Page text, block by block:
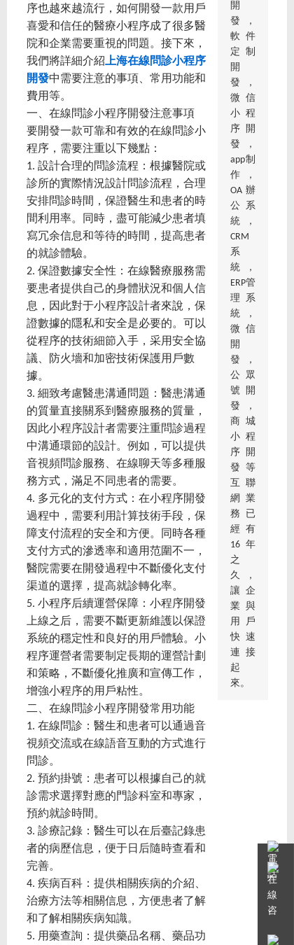
序也越來越流行，如何開發一款用戶
喜愛和信任的醫療小程序成了很多醫
院和企業需要重視的問題。接下來，
我們將詳細介紹上海在線問診小程序
開發中需要注意的事項、常用功能和
費用等。
一、在線問診小程序開發注意事項
要開發一款可靠和有效的在線問診小
程序，需要注重以下幾點：
1. 設計合理的問診流程：根據醫院或
診所的實際情況設計問診流程，合理
安排問診時間，保證醫生和患者的時
間利用率。同時，盡可能減少患者填
寫冗余信息和等待的時間，提高患者
的就診體驗。
2. 保證數據安全性：在線醫療服務需
要患者提供自己的身體狀況和個人信
息，因此對于小程序設計者來說，保
證數據的隱私和安全是必要的。可以
從程序的技術細節入手，采用安全協
議、防火墻和加密技術保護用戶數
據。
3. 細致考慮醫患溝通問題：醫患溝通
的質量直接關系到醫療服務的質量，
因此小程序設計者需要注重問診過程
中溝通環節的設計。例如，可以提供
音視頻問診服務、在線聊天等多種服
務方式，滿足不同患者的需要。
4. 多元化的支付方式：在小程序開發
過程中，需要利用計算技術手段，保
障支付流程的安全和方便。同時各種
支付方式的滲透率和適用范圍不一，
醫院需要在開發過程中不斷優化支付
渠道的選擇，提高就診轉化率。
5. 小程序后續運營保障：小程序開發
上線之后，需要不斷更新維護以保證
系統的穩定性和良好的用戶體驗。小
程序運營者需要制定長期的運營計劃
和策略，不斷優化推廣和宣傳工作，
增強小程序的用戶粘性。
二、在線問診小程序開發常用功能
1. 在線問診：醫生和患者可以通過音
視頻交流或在線語音互動的方式進行
問診。
2. 預約掛號：患者可以根據自己的就
診需求選擇對應的門診科室和專家，
預約就診時間。
3. 診療記錄：醫生可以在后臺記錄患
者的病歷信息，便于日后隨時查看和
完善。
4. 疾病百科：提供相關疾病的介紹、
治療方法等相關信息，方便患者了解
和了解相關疾病知識。
5. 用藥查詢：提供藥品名稱、藥品功
開
發，
軟件
定制
開
發，
微信
小程
序開
發，
app制
作，
OA辦
公系
統，
CRM
系
統，
ERP管
理系
統，
微信
開
發，
公眾
號開
發，
商城
小程
序開
發等
互聯
網業
務已
經有
16年
之
久，
讓企
業與
用戶
快速
連接
起
來。